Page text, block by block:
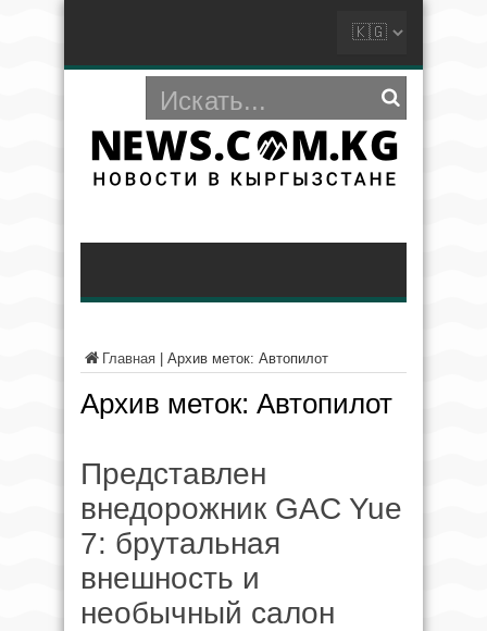
Главная Архив меток: Автопилот
Архив меток: Автопилот
Представлен
внедорожник GAC Yue
7: брутальная
внешность и
необычный салон